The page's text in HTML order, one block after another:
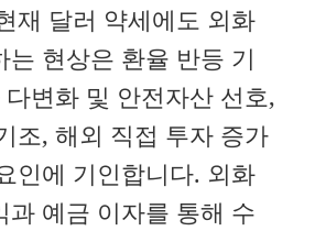
재 달러 약세에도 외화
는 현상은 환율 반등 기
변화 및 안전자산 선호,
조, 해외 직접 투자 증가
인에 기인합니다. 외화
과 예금 이자를 통해 수